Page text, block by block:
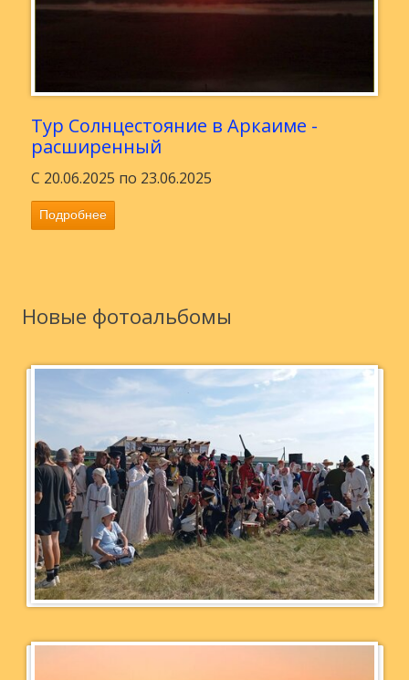
Тур Солнцестояние в Аркаиме -
расширенный
С 20.06.2025 по 23.06.2025
Подробнее
Новые фотоальбомы